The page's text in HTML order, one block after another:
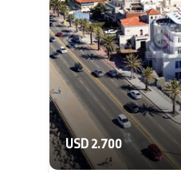
USD 2.700